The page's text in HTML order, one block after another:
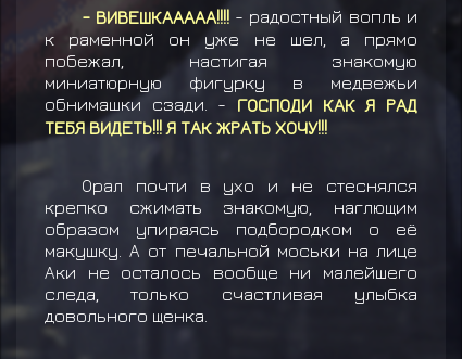
- ВИВЕШКААААА!!!! - радостный вопль и
к раменной он уже не шел, а прямо
побежал, настигая знакомую
миниатюрную фигурку в медвежьи
обнимашки сзади. - ГОСПОДИ КАК Я РАД
ТЕБЯ ВИДЕТЬ!!! Я ТАК ЖРАТЬ ХОЧУ!!!
Орал почти в ухо и не стеснялся
крепко сжимать знакомую, наглющим
образом упираясь подбородком о её
макушку. А от печальной моськи на лице
Аки не осталось вообще ни малейшего
следа, только счастливая улыбка
довольного щенка.